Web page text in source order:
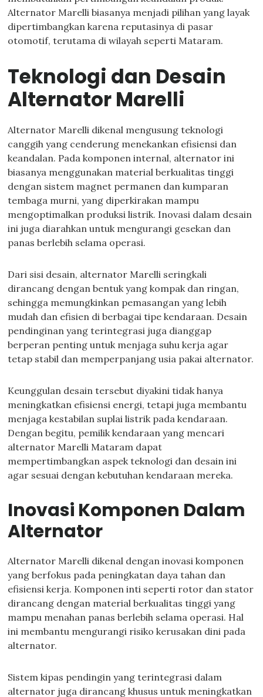
Alternator Marelli biasanya menjadi pilihan yang layak
dipertimbangkan karena reputasinya di pasar
otomotif, terutama di wilayah seperti Mataram.
Teknologi dan Desain
Alternator Marelli
Alternator Marelli dikenal mengusung teknologi
canggih yang cenderung menekankan efisiensi dan
keandalan. Pada komponen internal, alternator ini
biasanya menggunakan material berkualitas tinggi
dengan sistem magnet permanen dan kumparan
tembaga murni, yang diperkirakan mampu
mengoptimalkan produksi listrik. Inovasi dalam desain
ini juga diarahkan untuk mengurangi gesekan dan
panas berlebih selama operasi.
Dari sisi desain, alternator Marelli seringkali
dirancang dengan bentuk yang kompak dan ringan,
sehingga memungkinkan pemasangan yang lebih
mudah dan efisien di berbagai tipe kendaraan. Desain
pendinginan yang terintegrasi juga dianggap
berperan penting untuk menjaga suhu kerja agar
tetap stabil dan memperpanjang usia pakai alternator.
Keunggulan desain tersebut diyakini tidak hanya
meningkatkan efisiensi energi, tetapi juga membantu
menjaga kestabilan suplai listrik pada kendaraan.
Dengan begitu, pemilik kendaraan yang mencari
alternator Marelli Mataram dapat
mempertimbangkan aspek teknologi dan desain ini
agar sesuai dengan kebutuhan kendaraan mereka.
Inovasi Komponen Dalam
Alternator
Alternator Marelli dikenal dengan inovasi komponen
yang berfokus pada peningkatan daya tahan dan
efisiensi kerja. Komponen inti seperti rotor dan stator
dirancang dengan material berkualitas tinggi yang
mampu menahan panas berlebih selama operasi. Hal
ini membantu mengurangi risiko kerusakan dini pada
alternator.
Sistem kipas pendingin yang terintegrasi dalam
alternator juga dirancang khusus untuk meningkatkan